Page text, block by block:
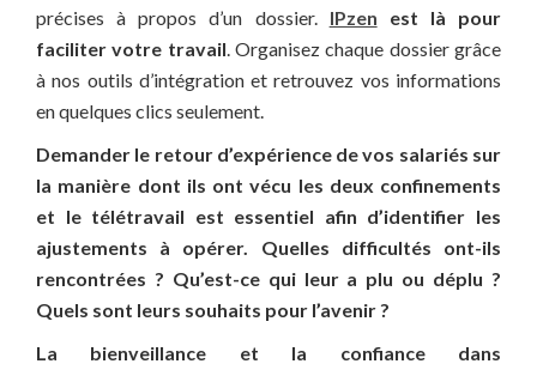
précises à propos d’un dossier. IPzen est là pour
faciliter votre travail. Organisez chaque dossier grâce
à nos outils d’intégration et retrouvez vos informations
en quelques clics seulement.
Demander le retour d’expérience de vos salariés sur
la manière dont ils ont vécu les deux confinements
et le télétravail est essentiel afin d’identifier les
ajustements à opérer. Quelles difficultés ont-ils
rencontrées ? Qu’est-ce qui leur a plu ou déplu ?
Quels sont leurs souhaits pour l’avenir ?
La bienveillance et la confiance dans